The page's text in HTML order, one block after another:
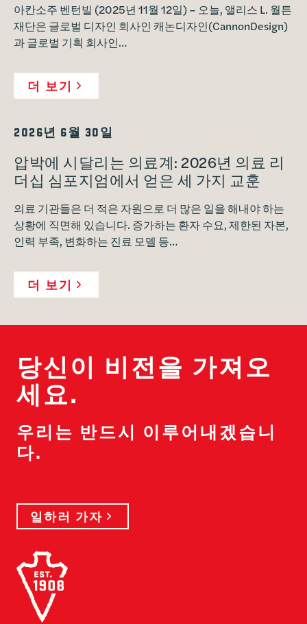
아칸소주 벤턴빌 (2025년 11월 12일) – 오늘, 앨리스 L. 월튼
재단은 글로벌 디자인 회사인 캐논디자인(CannonDesign)
과 글로벌 기획 회사인…
더 보기
2026년 6월 30일
압박에 시달리는 의료계: 2026년 의료 리
더십 심포지엄에서 얻은 세 가지 교훈
의료 기관들은 더 적은 자원으로 더 많은 일을 해내야 하는
상황에 직면해 있습니다. 증가하는 환자 수요, 제한된 자본,
인력 부족, 변화하는 진료 모델 등…
더 보기
당신이 비전을 가져오
세요.
우리는 반드시 이루어내겠습니
다.
일하러 가자